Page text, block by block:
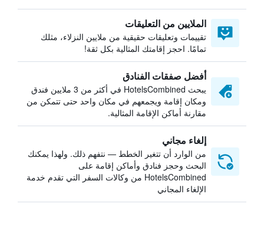
الملايين من التعليقات
تقييمات وتعليقات حقيقية من ملايين النزلاء، مثلك
تمامًا. احجز إقامتك المثالية بكل ثقة!
أفضل صفقات الفنادق
يبحث HotelsCombined في أكثر من 3 ملايين فندق
ومكان إقامة ويجمعهم في مكان واحد حتى تتمكن من
مقارنة أماكن الإقامة المثالية.
إلغاء مجاني
من الوارد أن تتغير الخطط — نتفهم ذلك. ولهذا يمكنك
البحث وحجز فنادق وأماكن إقامة على
HotelsCombined من وكالات السفر التي تقدم خدمة
الإلغاء المجاني